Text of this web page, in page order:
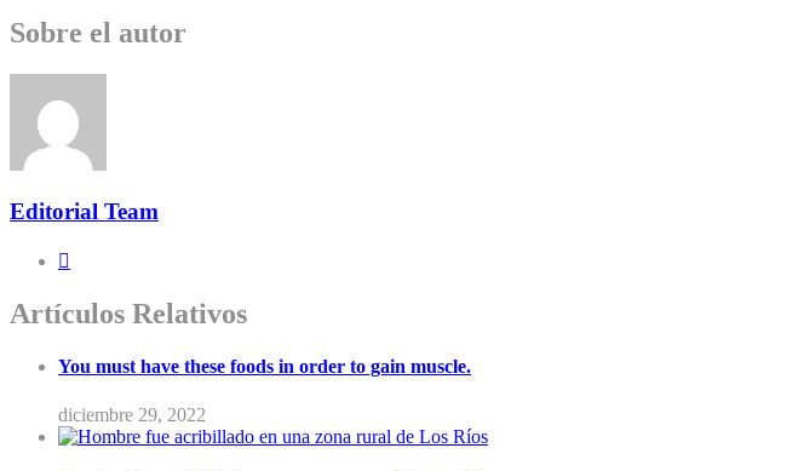
Sobre el autor
Editorial Team
Artículos Relativos
You must have these foods in order to gain muscle.
diciembre 29, 2022